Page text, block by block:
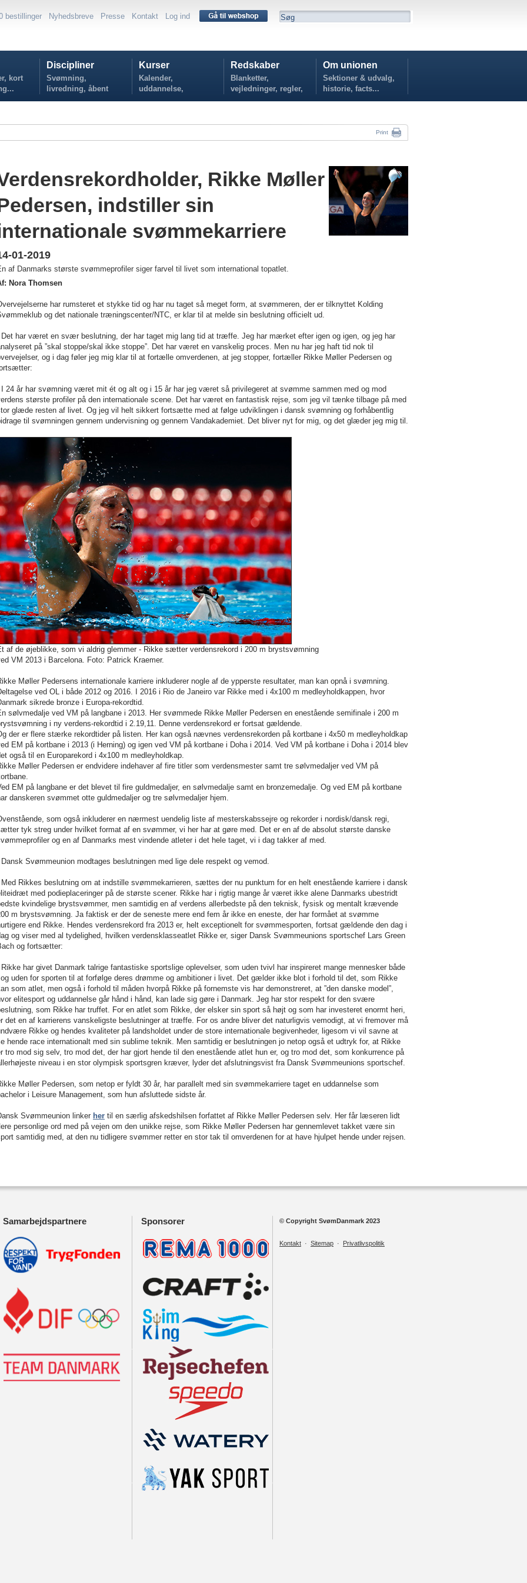
bestillinger Nyhedsbreve Presse Kontakt Log ind
kort
Discipliner
Svømning,
livredning, åbent
vand...
Kurser
Kalender,
uddannelse,
tilmelding...
Redskaber
Blanketter,
vejledninger, regler,
politikker...
Om unionen
Sektioner & udvalg,
historie, facts...
Print
Rikke Møller
indstiller sin
svømmekarriere
01-2019
af Danmarks største svømmeprofiler siger farvel til livet som international topatlet.
Nora Thomsen
har rumsteret et stykke tid og har nu taget så meget form, at svømmeren, der er tilknyttet Kolding
og det nationale træningscenter/NTC, er klar til at melde sin beslutning officielt ud.
Det har været en svær beslutning, der har taget mig lang tid at træffe. Jeg har mærket efter igen og igen, og jeg har
på ”skal stoppe/skal ikke stoppe”. Det har været en vanskelig proces. Men nu har jeg haft tid nok til
og i dag føler jeg mig klar til at fortælle omverdenen, at jeg stopper, fortæller Rikke Møller Pedersen og
24 år har svømning været mit ét og alt og i 15 år har jeg været så privilegeret at svømme sammen med og mod
største profiler på den internationale scene. Det har været en fantastisk rejse, som jeg vil tænke tilbage på med
glæde resten af livet. Og jeg vil helt sikkert fortsætte med at følge udviklingen i dansk svømning og forhåbentlig
til svømningen gennem undervisning og gennem Vandakademiet. Det bliver nyt for mig, og det glæder jeg mig til.
af de øjeblikke, som vi aldrig glemmer - Rikke sætter verdensrekord i 200 m brystsvømning
VM 2013 i Barcelona. Foto: Patrick Kraemer.
Møller Pedersens internationale karriere inkluderer nogle af de ypperste resultater, man kan opnå i svømning.
ved OL i både 2012 og 2016. I 2016 i Rio de Janeiro var Rikke med i 4x100 m medleyholdkappen, hvor
sikrede bronze i Europa-rekordtid.
sølvmedalje ved VM på langbane i 2013. Her svømmede Rikke Møller Pedersen en enestående semifinale i 200 m
i ny verdens-rekordtid i 2.19,11. Denne verdensrekord er fortsat gældende.
der er flere stærke rekordtider på listen. Her kan også nævnes verdensrekorden på kortbane i 4x50 m medleyholdkap
EM på kortbane i 2013 (i Herning) og igen ved VM på kortbane i Doha i 2014. Ved VM på kortbane i Doha i 2014 blev
også til en Europarekord i 4x100 m medleyholdkap.
Møller Pedersen er endvidere indehaver af fire titler som verdensmester samt tre sølvmedaljer ved VM på
EM på langbane er det blevet til fire guldmedaljer, en sølvmedalje samt en bronzemedalje. Og ved EM på kortbane
danskeren svømmet otte guldmedaljer og tre sølvmedaljer hjem.
som også inkluderer en nærmest uendelig liste af mesterskabssejre og rekorder i nordisk/dansk regi,
tyk streg under hvilket format af en svømmer, vi her har at gøre med. Det er en af de absolut største danske
og en af Danmarks mest vindende atleter i det hele taget, vi i dag takker af med.
I Dansk Svømmeunion modtages beslutningen med lige dele respekt og vemod.
Rikkes beslutning om at indstille svømmekarrieren, sættes der nu punktum for en helt enestående karriere i dansk
med podieplaceringer på de største scener. Rikke har i rigtig mange år været ikke alene Danmarks ubestridt
kvindelige brystsvømmer, men samtidig en af verdens allerbedste på den teknisk, fysisk og mentalt krævende
m brystsvømning. Ja faktisk er der de seneste mere end fem år ikke en eneste, der har formået at svømme
end Rikke. Hendes verdensrekord fra 2013 er, helt exceptionelt for svømmesporten, fortsat gældende den dag i
og viser med al tydelighed, hvilken verdensklasseatlet Rikke er, siger Dansk Svømmeunions sportschef Lars Green
og fortsætter:
har givet Danmark talrige fantastiske sportslige oplevelser, som uden tvivl har inspireret mange mennesker både
uden for sporten til at forfølge deres drømme og ambitioner i livet. Det gælder ikke blot i forhold til det, som Rikke
som atlet, men også i forhold til måden hvorpå Rikke på fornemste vis har demonstreret, at ”den danske model”,
elitesport og uddannelse går hånd i hånd, kan lade sig gøre i Danmark. Jeg har stor respekt for den svære
som Rikke har truffet. For en atlet som Rikke, der elsker sin sport så højt og som har investeret enormt heri,
det en af karrierens vanskeligste beslutninger at træffe. For os andre bliver det naturligvis vemodigt, at vi fremover må
Rikke og hendes kvaliteter på landsholdet under de store internationale begivenheder, ligesom vi vil savne at
hende race internationalt med sin sublime teknik. Men samtidig er beslutningen jo netop også et udtryk for, at Rikke
tro mod sig selv, tro mod det, der har gjort hende til den enestående atlet hun er, og tro mod det, som konkurrence på
niveau i en stor olympisk sportsgren kræver, lyder det afslutningsvist fra Dansk Svømmeunions sportschef.
Møller Pedersen, som netop er fyldt 30 år, har parallelt med sin svømmekarriere taget en uddannelse som
i Leisure Management, som hun afsluttede sidste år.
Svømmeunion linker her til en særlig afskedshilsen forfattet af Rikke Møller Pedersen selv. Her får læseren lidt
personlige ord med på vejen om den unikke rejse, som Rikke Møller Pedersen har gennemlevet takket være sin
samtidig med, at den nu tidligere svømmer retter en stor tak til omverdenen for at have hjulpet hende under rejsen.
Samarbejdspartnere Sponsorer © Copyright SvømDanmark 2023
Kontakt · Sitemap · Privatlivspolitik